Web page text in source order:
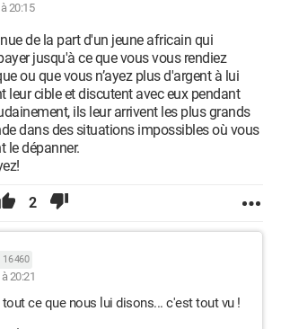
20:15
de la part d'un jeune africain qui
jusqu'à ce que vous vous rendiez
ou que vous n’ayez plus d'argent à lui
leur cible et discutent avec eux pendant
ils leur arrivent les plus grands
dans des situations impossibles où vous
le dépanner.
2
16 460
20:21
ce que nous lui disons... c'est tout vu !